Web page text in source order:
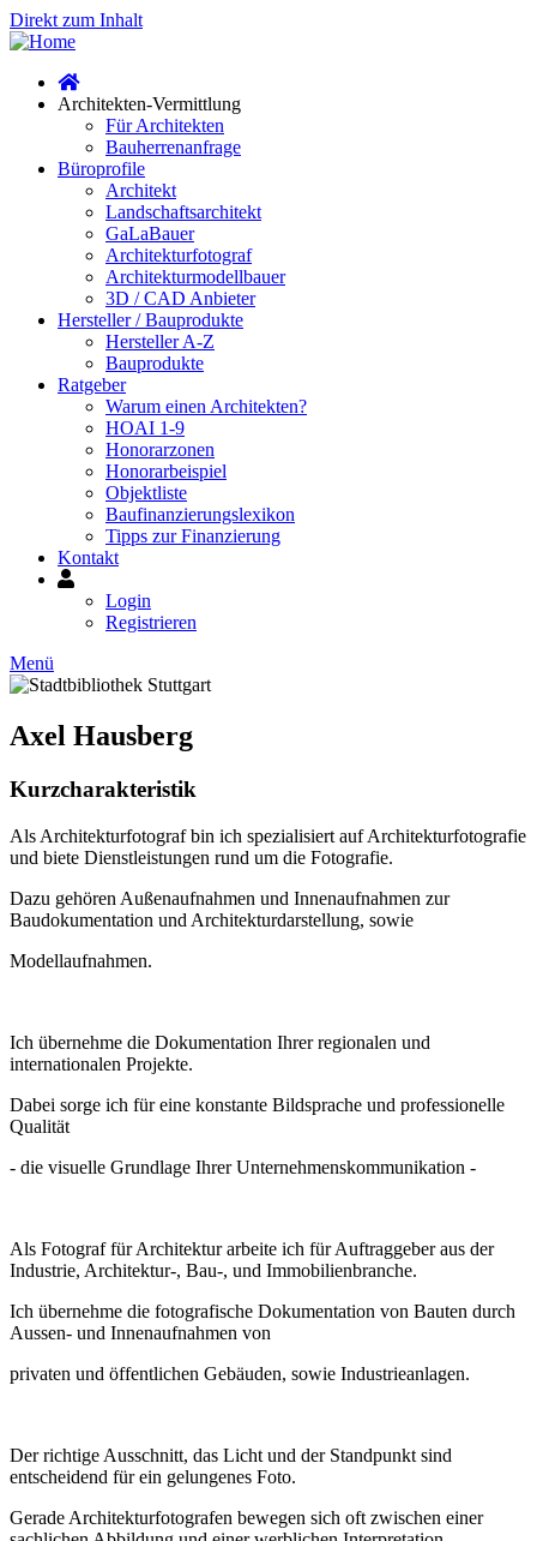
Direkt zum Inhalt
Architekten-Vermittlung
Für Architekten
Bauherrenanfrage
Büroprofile
Architekt
Landschaftsarchitekt
GaLaBauer
Architekturfotograf
Architekturmodellbauer
3D / CAD Anbieter
Hersteller / Bauprodukte
Hersteller A-Z
Bauprodukte
Ratgeber
Warum einen Architekten?
HOAI 1-9
Honorarzonen
Honorarbeispiel
Objektliste
Baufinanzierungslexikon
Tipps zur Finanzierung
Kontakt
Mein
KontoLogin
Registrieren
Menü
Axel Hausberg
Kurzcharakteristik
Als Architekturfotograf bin ich spezialisiert auf Architekturfotografie
und biete Dienstleistungen rund um die Fotografie.
Dazu gehören Außenaufnahmen und Innenaufnahmen zur
Baudokumentation und Architekturdarstellung, sowie
Modellaufnahmen.
Ich übernehme die Dokumentation Ihrer regionalen und
internationalen Projekte.
Dabei sorge ich für eine konstante Bildsprache und professionelle
Qualität
- die visuelle Grundlage Ihrer Unternehmenskommunikation -
Als Fotograf für Architektur arbeite ich für Auftraggeber aus der
Industrie, Architektur-, Bau-, und Immobilienbranche.
Ich übernehme die fotografische Dokumentation von Bauten durch
Aussen- und Innenaufnahmen von
privaten und öffentlichen Gebäuden, sowie Industrieanlagen.
Der richtige Ausschnitt, das Licht und der Standpunkt sind
entscheidend für ein gelungenes Foto.
Gerade Architekturfotografen bewegen sich oft zwischen einer